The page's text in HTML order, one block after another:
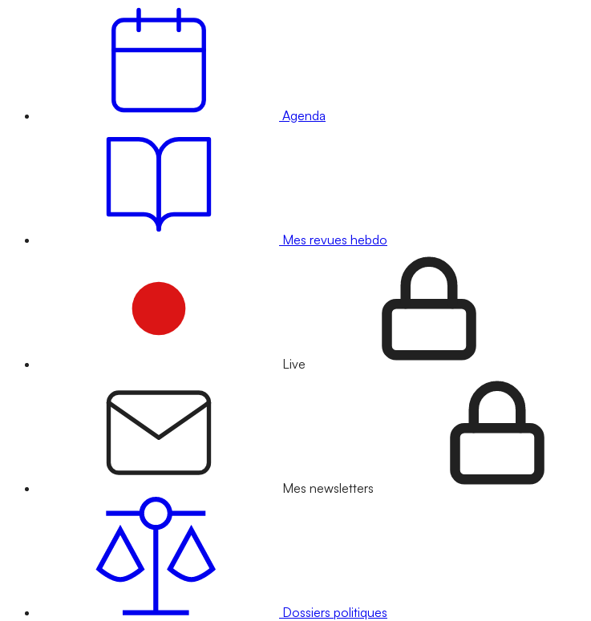
Agenda
Mes revues hebdo
Live
Mes newsletters
Dossiers politiques